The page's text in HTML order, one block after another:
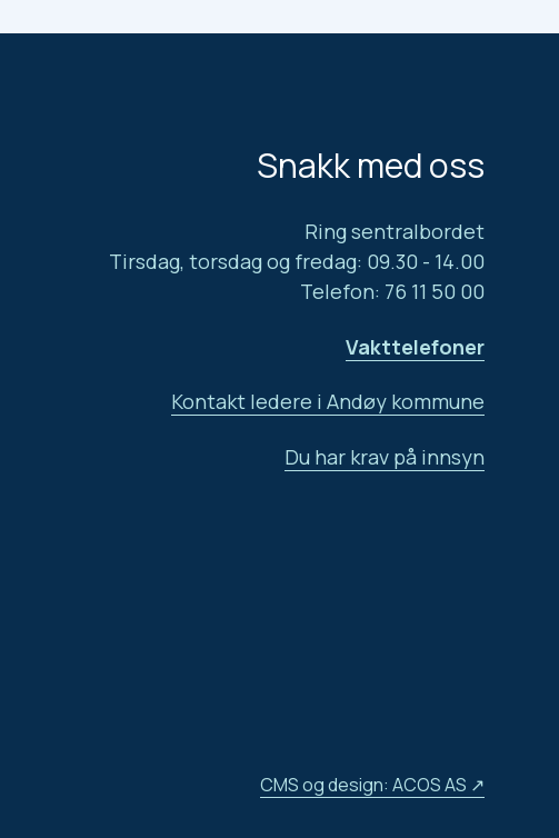
Snakk med oss
Ring sentralbordet
Tirsdag, torsdag og fredag: 09.30 - 14.00
Telefon: 76 11 50 00
Vakttelefoner
Kontakt ledere i Andøy kommune
Du har krav på innsyn
CMS og design: ACOS AS